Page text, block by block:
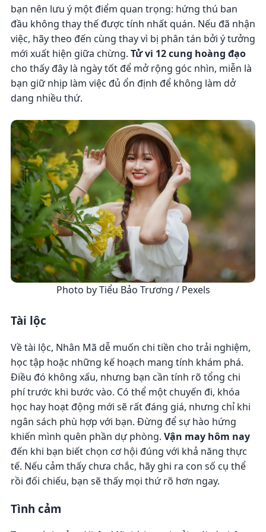
bạn nên lưu ý một điểm quan trọng: hứng thú ban
đầu không thay thế được tính nhất quán. Nếu đã nhận
việc, hãy theo đến cùng thay vì bị phân tán bởi ý tưởng
mới xuất hiện giữa chừng. Tử vi 12 cung hoàng đạo
cho thấy đây là ngày tốt để mở rộng góc nhìn, miễn là
bạn giữ nhịp làm việc đủ ổn định để không làm dở
dang nhiều thứ.
Photo by Tiểu Bảo Trương / Pexels
Tài lộc
Về tài lộc, Nhân Mã dễ muốn chi tiền cho trải nghiệm,
học tập hoặc những kế hoạch mang tính khám phá.
Điều đó không xấu, nhưng bạn cần tính rõ tổng chi
phí trước khi bước vào. Có thể một chuyến đi, khóa
học hay hoạt động mới sẽ rất đáng giá, nhưng chỉ khi
ngân sách phù hợp với bạn. Đừng để sự hào hứng
khiến mình quên phần dự phòng. Vận may hôm nay
đến khi bạn biết chọn cơ hội đúng với khả năng thực
tế. Nếu cảm thấy chưa chắc, hãy ghi ra con số cụ thể
rồi đối chiếu, bạn sẽ thấy mọi thứ rõ hơn ngay.
Tình cảm